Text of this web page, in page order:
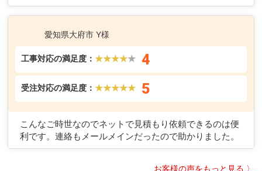
愛知県大府市 Y様
工事対応の満足度：★★★★★ 4
受注対応の満足度：★★★★★ 5
こんなご時世なのでネットで見積もり依頼できるのは便
利です。連絡もメールメインだったので助かりました。
お客様の声をもっと見る 〉